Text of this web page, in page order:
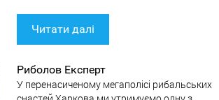
Читати далі
Риболов Експерт
У перенасиченому мегаполісі рибальських